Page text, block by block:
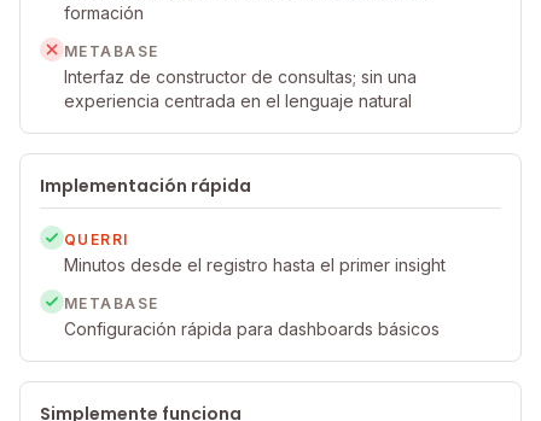
formación
METABASE
Interfaz de constructor de consultas; sin una
experiencia centrada en el lenguaje natural
Implementación rápida
QUERRI
Minutos desde el registro hasta el primer insight
METABASE
Configuración rápida para dashboards básicos
Simplemente funciona